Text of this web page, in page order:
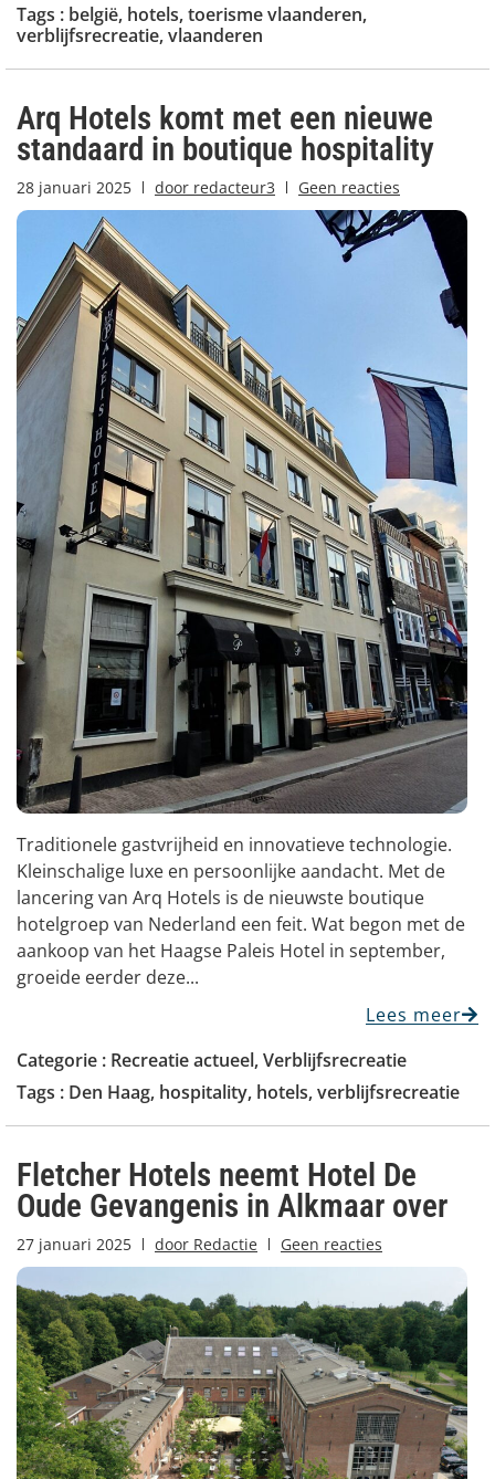
Tags : belgië, hotels,toerisme vlaanderen,
verblijfsrecreatie,vlaanderen
Arq Hotels komt met een nieuwe
standaard in boutique hospitality
28 januari 2025 door redacteur3 Geen reacties
Traditionele gastvrijheid en innovatieve technologie.
Kleinschalige luxe en persoonlijke aandacht. Met de
lancering van Arq Hotels is de nieuwste boutique
hotelgroep van Nederland een feit. Wat begon met de
aankoop van het Haagse Paleis Hotel in september,
groeide eerder deze...
Lees meer
Categorie : Recreatie actueel,Verblijfsrecreatie
Tags : Den Haag, hospitality, hotels,verblijfsrecreatie
Fletcher Hotels neemt Hotel De
Oude Gevangenis in Alkmaar over
27 januari 2025 door Redactie Geen reacties